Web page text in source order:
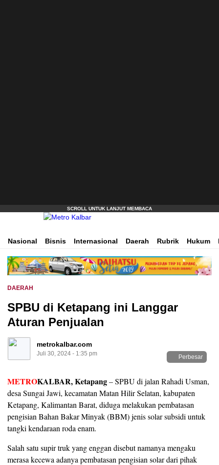
Nasional Bisnis Internasional Daerah Rubrik Hukum
DAERAH
SPBU di Ketapang ini Langgar
Aturan Penjualan
metrokalbar.com
Juli 30, 2024 - 1:35 pm Perbesar
METROKALBAR, Ketapang– SPBU di jalan Rahadi Usman,
desa Sungai Jawi, kecamatan Matan Hilir Selatan, kabupaten
Ketapang, Kalimantan Barat, diduga melakukan pembatasan
pengisian Bahan Bakar Minyak (BBM) jenis solar subsidi untuk
tangki kendaraan roda enam.
Salah satu supir truk yang enggan disebut namanya mengaku
merasa kecewa adanya pembatasan pengisian solar dari pihak